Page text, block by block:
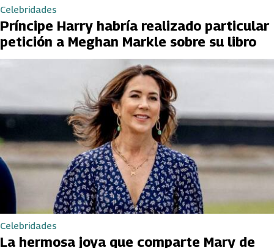
Celebridades
Príncipe Harry habría realizado particular
petición a Meghan Markle sobre su libro
Celebridades
La hermosa joya que comparte Mary de